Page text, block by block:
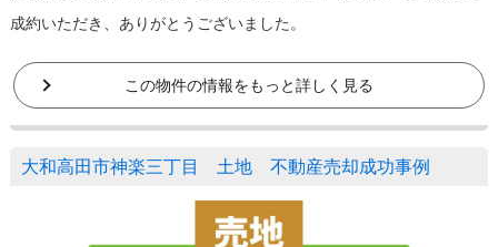
成約いただき、ありがとうございました。
この物件の情報をもっと詳しく見る
大和高田市神楽三丁目 土地 不動産売却成功事例